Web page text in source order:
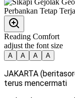
Reading Comfort
adjust the font size
A A A A
JAKARTA
terus mencermati